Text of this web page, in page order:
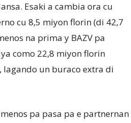
Esaki a cambia ora cu
cu 8,5 miyon florin (di 42,7
na prima y BAZV pa
como 22,8 miyon florin
lagando un buraco extra di
pa pasa pa e partnernan